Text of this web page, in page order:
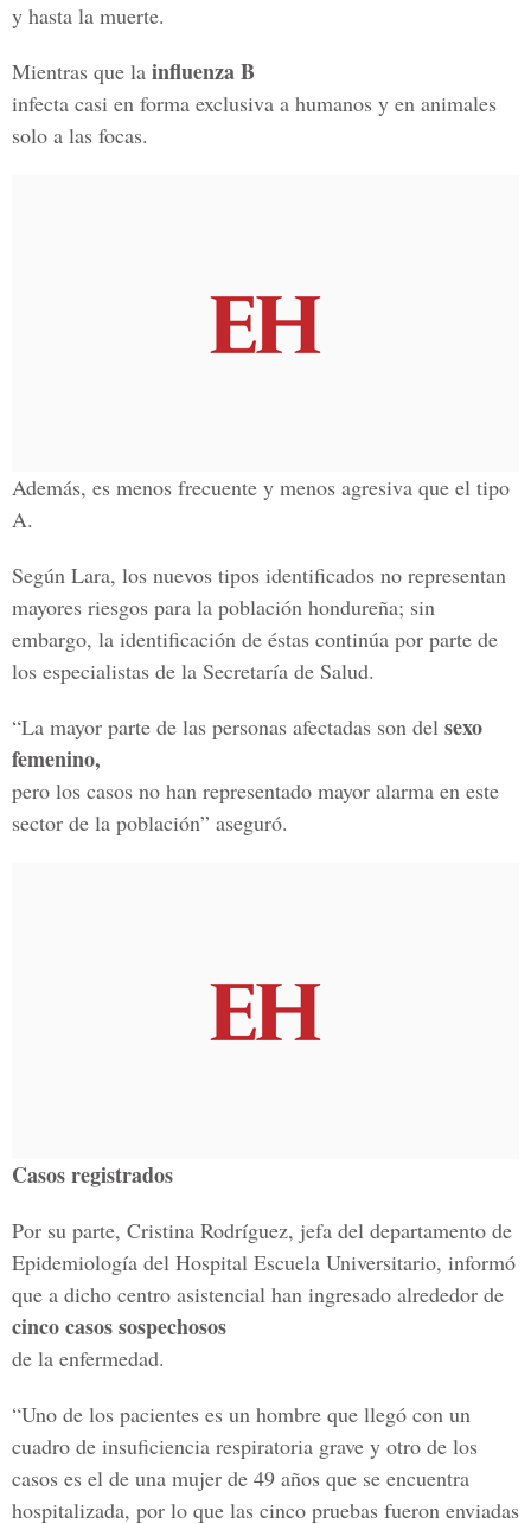
y hasta la muerte.
Mientras que la influenza B
infecta casi en forma exclusiva a humanos y en animales
solo a las focas.
Además, es menos frecuente y menos agresiva que el tipo
A.
Según Lara, los nuevos tipos identificados no representan
mayores riesgos para la población hondureña; sin
embargo, la identificación de éstas continúa por parte de
los especialistas de la Secretaría de Salud.
“La mayor parte de las personas afectadas son del sexo
femenino,
pero los casos no han representado mayor alarma en este
sector de la población” aseguró.
Casos registrados
Por su parte, Cristina Rodríguez, jefa del departamento de
Epidemiología del Hospital Escuela Universitario, informó
que a dicho centro asistencial han ingresado alrededor de
cinco casos sospechosos
de la enfermedad.
“Uno de los pacientes es un hombre que llegó con un
cuadro de insuficiencia respiratoria grave y otro de los
casos es el de una mujer de 49 años que se encuentra
hospitalizada, por lo que las cinco pruebas fueron enviadas